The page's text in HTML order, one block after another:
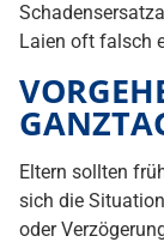
Laien oft falsch
Eltern sollten
sich die
oder